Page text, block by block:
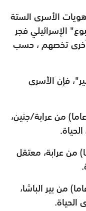
الأسرى الستة
الإسرائيلي فجر
أخرى تخصهم ، حسب
فإن الأسرى
• الأسير محمود عبد الله عارضة (46 عاما) من عرابة/جنين،
قاسم عارضه (39 عاما) من عرابة، معتقل
يعقوب محمود قادري (49 عاما) من بير الباشا،